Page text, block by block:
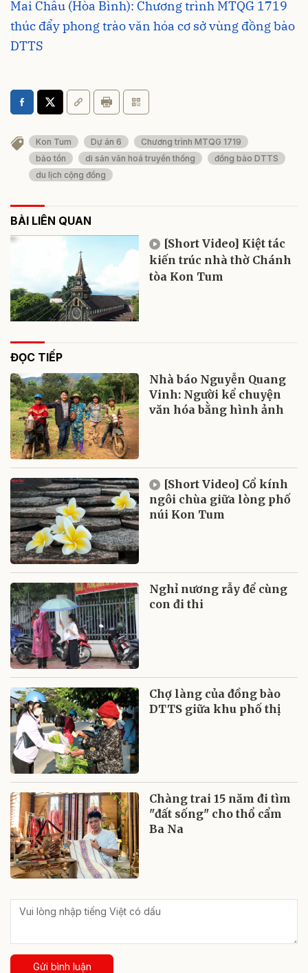
Mai Châu (Hòa Bình): Chương trình MTQG 1719
thúc đẩy phong trào văn hóa cơ sở vùng đồng bào
DTTS
Kon Tum Dự án 6
Chương trình MTQG 1719
bảo tồn
di sản văn hoá truyền thống
đồng bào DTTS
du lịch cộng đồng
BÀI LIÊN QUAN
[Short Video] Kiệt tác
kiến trúc nhà thờ Chánh
tòa Kon Tum
ĐỌC TIẾP
Nhà báo Nguyễn Quang
Vinh: Người kể chuyện
văn hóa bằng hình ảnh
[Short Video] Cổ kính
ngôi chùa giữa lòng phố
núi Kon Tum
Nghỉ nương rẫy để cùng
con đi thi
Chợ làng của đồng bào
DTTS giữa khu phố thị
Chàng trai 15 năm đi tìm
"đất sống" cho thổ cẩm
Ba Na
Gửi bình luận